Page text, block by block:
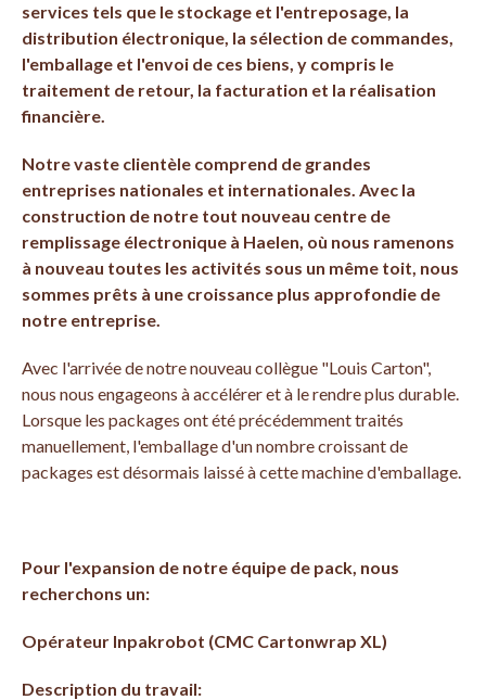
services tels que le stockage et l'entreposage, la
distribution électronique, la sélection de commandes,
l'emballage et l'envoi de ces biens, y compris le
traitement de retour, la facturation et la réalisation
financière.
Notre vaste clientèle comprend de grandes
entreprises nationales et internationales. Avec la
construction de notre tout nouveau centre de
remplissage électronique à Haelen, où nous ramenons
à nouveau toutes les activités sous un même toit, nous
sommes prêts à une croissance plus approfondie de
notre entreprise.
Avec l'arrivée de notre nouveau collègue "Louis Carton",
nous nous engageons à accélérer et à le rendre plus durable.
Lorsque les packages ont été précédemment traités
manuellement, l'emballage d'un nombre croissant de
packages est désormais laissé à cette machine d'emballage.
Pour l'expansion de notre équipe de pack, nous
recherchons un:
Opérateur Inpakrobot (CMC Cartonwrap XL)
Description du travail: